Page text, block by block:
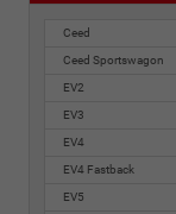
Ceed
Ceed Sportswagon
EV2
EV3
EV4
EV4 Fastback
EV5